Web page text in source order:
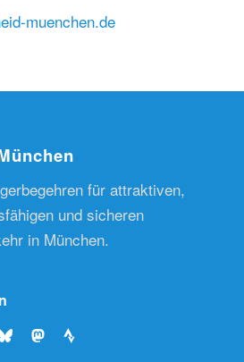
muenchen.de
für attraktiven,
und sicheren
in München.